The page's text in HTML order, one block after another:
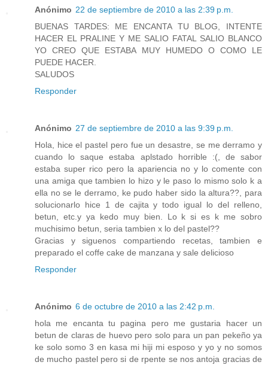
Anónimo 22 de septiembre de 2010 a las 2:39 p.m.
BUENAS TARDES: ME ENCANTA TU BLOG, INTENTE
HACER EL PRALINE Y ME SALIO FATAL SALIO BLANCO
YO CREO QUE ESTABA MUY HUMEDO O COMO LE
PUEDE HACER.
SALUDOS
Responder
Anónimo 27 de septiembre de 2010 a las 9:39 p.m.
Hola, hice el pastel pero fue un desastre, se me derramo y
cuando lo saque estaba aplstado horrible :(, de sabor
estaba super rico pero la apariencia no y lo comente con
una amiga que tambien lo hizo y le paso lo mismo solo k a
ella no se le derramo, ke pudo haber sido la altura??, para
solucionarlo hice 1 de cajita y todo igual lo del relleno,
betun, etc.y ya kedo muy bien. Lo k si es k me sobro
muchisimo betun, seria tambien x lo del pastel??
Gracias y siguenos compartiendo recetas, tambien e
preparado el coffe cake de manzana y sale delicioso
Responder
Anónimo 6 de octubre de 2010 a las 2:42 p.m.
hola me encanta tu pagina pero me gustaria hacer un
betun de claras de huevo pero solo para un pan pekeño ya
ke solo somo 3 en kasa mi hiji mi esposo y yo y no somos
de mucho pastel pero si de rpente se nos antoja gracias de